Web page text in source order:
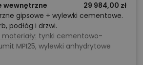
wewnętrzne
29 984,00 zł
gipsowe + wylewki cementowe.
podłóg i drzwi.
tynki cementowo-
MPI25, wylewki anhydrytowe